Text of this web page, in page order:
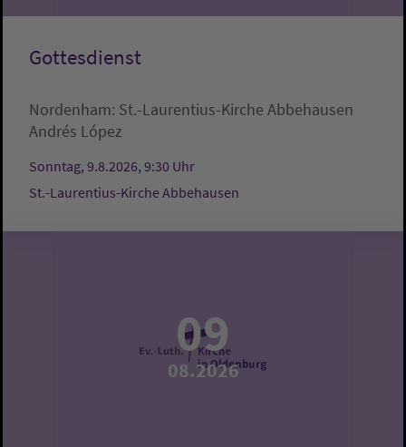
Gottesdienst
Nordenham: St.-Laurentius-Kirche Abbehausen
Andrés López
Sonntag, 9.8.2026, 9:30 Uhr
St.-Laurentius-Kirche Abbehausen
09
08.2026